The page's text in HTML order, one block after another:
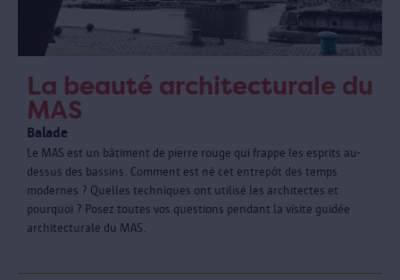
La beauté architecturale du
MAS
Balade
Le MAS est un bâtiment de pierre rouge qui frappe les esprits au-
dessus des bassins. Comment est né cet entrepôt des temps
modernes ? Quelles techniques ont utilisé les architectes et
pourquoi ? Posez toutes vos questions pendant la visite guidée
architecturale du MAS.